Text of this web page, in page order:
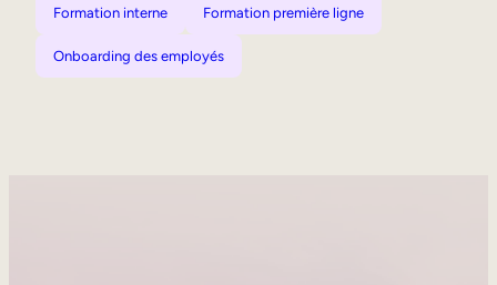
Formation interne Formation première ligne
Onboarding des employés